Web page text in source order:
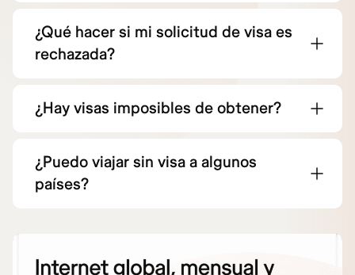
¿Qué hacer si mi solicitud de visa es
rechazada?
¿Hay visas imposibles de obtener?
¿Puedo viajar sin visa a algunos
países?